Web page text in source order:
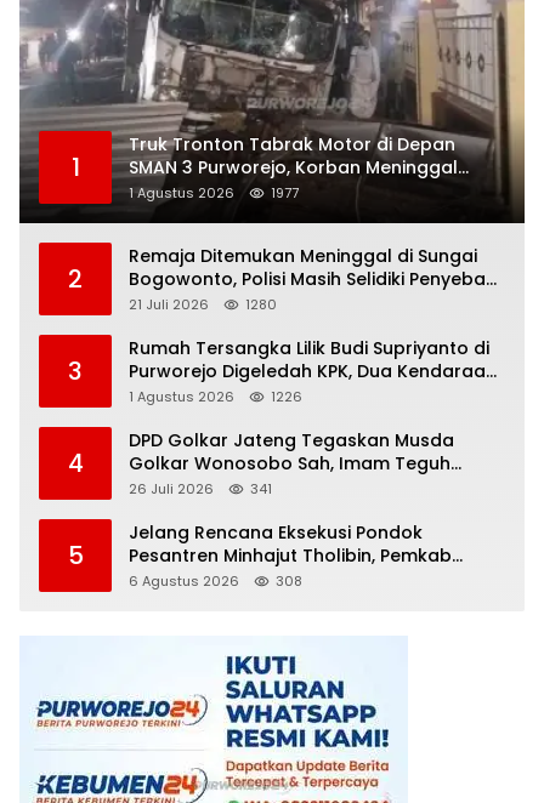
1
Truk Tronton Tabrak Motor di Depan
SMAN 3 Purworejo, Korban Meninggal
Dunia, Polisi Masih Selidiki Penyebab
1 Agustus 2026 1977
2
Remaja Ditemukan Meninggal di Sungai
Bogowonto, Polisi Masih Selidiki Penyebab
Kematian
21 Juli 2026 1280
3
Rumah Tersangka Lilik Budi Supriyanto di
Purworejo Digeledah KPK, Dua Kendaraan
Diamankan
1 Agustus 2026 1226
4
DPD Golkar Jateng Tegaskan Musda
Golkar Wonosobo Sah, Imam Teguh
Purnomo Terpilih Secara Aklamasi
26 Juli 2026 341
5
Jelang Rencana Eksekusi Pondok
Pesantren Minhajut Tholibin, Pemkab
Purworejo Dorong Penundaan hingga
6 Agustus 2026 308